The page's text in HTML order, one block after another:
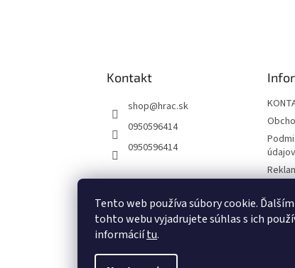
Tento web používa súbory cookie.
tohto webu vyjadrujete súhlas s ich
informáciítu.
Kontakt
shop@hrac.sk
0950596414
0950596414
údajov
zmluvy